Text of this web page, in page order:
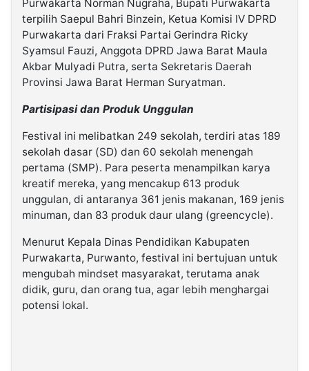
Purwakarta Norman Nugraha, Bupati Purwakarta
terpilih Saepul Bahri Binzein, Ketua Komisi IV DPRD
Purwakarta dari Fraksi Partai Gerindra Ricky
Syamsul Fauzi, Anggota DPRD Jawa Barat Maula
Akbar Mulyadi Putra, serta Sekretaris Daerah
Provinsi Jawa Barat Herman Suryatman.
Partisipasi dan Produk Unggulan
Festival ini melibatkan 249 sekolah, terdiri atas 189
sekolah dasar (SD) dan 60 sekolah menengah
pertama (SMP). Para peserta menampilkan karya
kreatif mereka, yang mencakup 613 produk
unggulan, di antaranya 361 jenis makanan, 169 jenis
minuman, dan 83 produk daur ulang (greencycle).
Menurut Kepala Dinas Pendidikan Kabupaten
Purwakarta, Purwanto, festival ini bertujuan untuk
mengubah mindset masyarakat, terutama anak
didik, guru, dan orang tua, agar lebih menghargai
potensi lokal.